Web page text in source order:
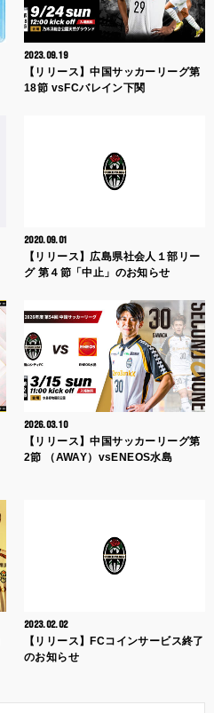
2023.09.19
【リリース】中国サッカーリーグ第
18節 vsFCバレイン下関
2020.09.01
【リリース】広島県社会人１部リー
グ 第４節「中止」のお知らせ
2026.03.10
【リリース】中国サッカーリーグ第
2節 （AWAY）vsENEOS水島
2023.02.02
【リリース】FCコインサービス終了
のお知らせ